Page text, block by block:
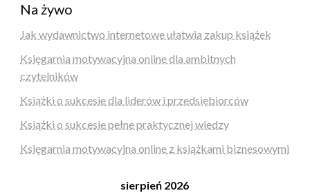
Na żywo
Jak wydawnictwo internetowe ułatwia zakup książek
Księgarnia motywacyjna online dla ambitnych
czytelników
Książki o sukcesie dla liderów i przedsiębiorców
Książki o sukcesie pełne praktycznej wiedzy
Księgarnia motywacyjna online z książkami biznesowymi
sierpień 2026